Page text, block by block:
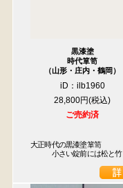
黒漆塗
時代箪笥
（山形・庄内・鶴岡）
iD：ilb1960
28,800円
ご売約済
大正時代の黒漆塗箪笥
小さい錠前には松と竹